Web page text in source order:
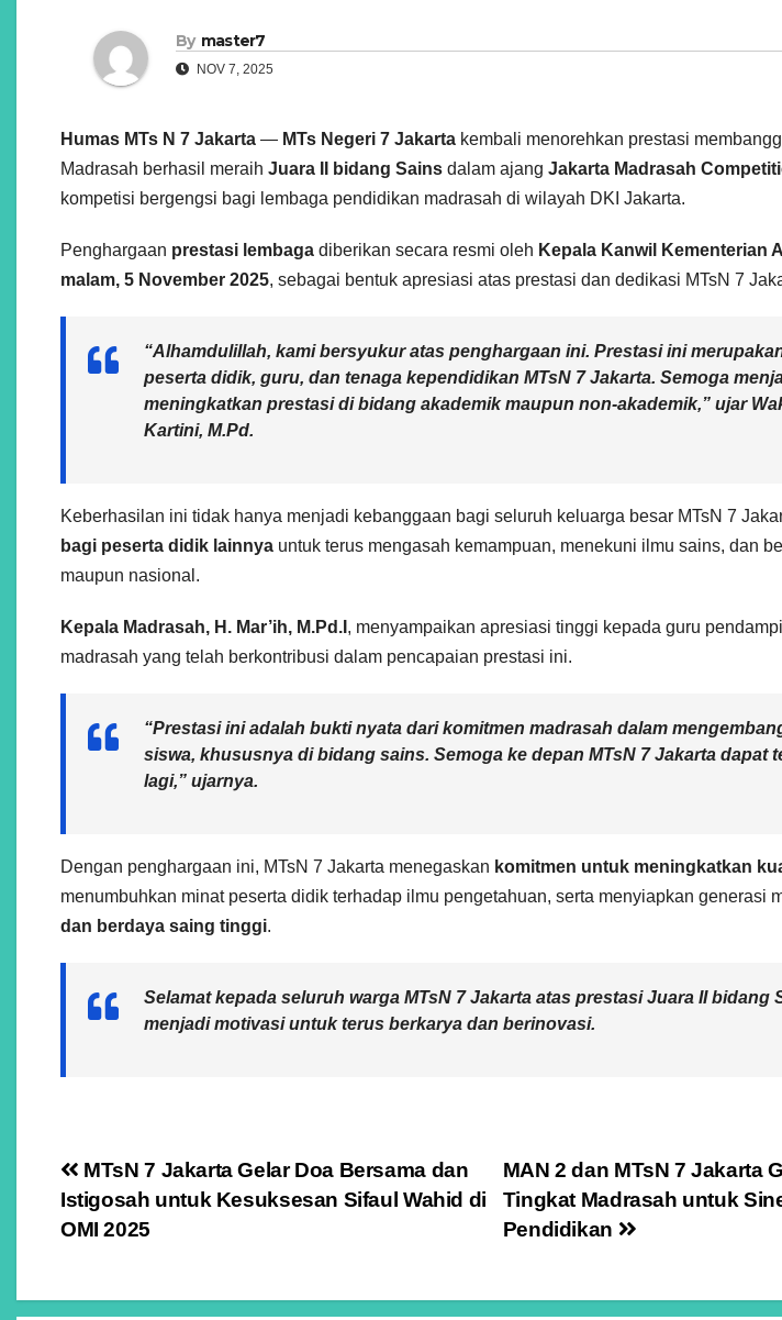
By master7
NOV 7, 2025
Humas MTs N 7 Jakarta — MTs Negeri 7 Jakarta kembali menorehkan prestasi
Madrasah berhasil meraih Juara II bidang Sains dalam ajang Jakarta Madrasah
kompetisi bergengsi bagi lembaga pendidikan madrasah di wilayah DKI Jakarta.
Penghargaan prestasi lembaga diberikan secara resmi oleh Kepala Kanwil Kementerian
malam, 5 November 2025, sebagai bentuk apresiasi atas prestasi dan dedikasi MTsN 7
“Alhamdulillah, kami bersyukur atas penghargaan ini. Prestasi ini
peserta didik, guru, dan tenaga kependidikan MTsN 7 Jakarta. Semoga
meningkatkan prestasi di bidang akademik maupun non-akademik,” ujar
Kartini, M.Pd.
Keberhasilan ini tidak hanya menjadi kebanggaan bagi seluruh keluarga besar MTsN 7
bagi peserta didik lainnya untuk terus mengasah kemampuan, menekuni ilmu sains, dan
maupun nasional.
Kepala Madrasah, H. Mar’ih, M.Pd.I , menyampaikan apresiasi tinggi kepada guru
madrasah yang telah berkontribusi dalam pencapaian prestasi ini.
“Prestasi ini adalah bukti nyata dari komitmen madrasah dalam
siswa, khususnya di bidang sains. Semoga ke depan MTsN 7 Jakarta dapat
lagi,” ujarnya.
Dengan penghargaan ini, MTsN 7 Jakarta menegaskan komitmen untuk meningkatkan
menumbuhkan minat peserta didik terhadap ilmu pengetahuan, serta menyiapkan generasi
dan berdaya saing tinggi.
Selamat kepada seluruh warga MTsN 7 Jakarta atas prestasi Juara II bidang
menjadi motivasi untuk terus berkarya dan berinovasi.
Navigasi
pos
MAN 2 dan MTsN 7 Jakarta
Tingkat Madrasah untuk
Pendidikan
MTsN 7 Jakarta Gelar Doa Bersama dan
Istigosah untuk Kesuksesan Sifaul Wahid di
OMI 2025